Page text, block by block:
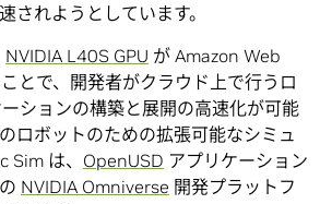
されようとしています。
NVIDIA L40S GPU が Amazon Web
とで、開発者がクラウド上で行うロ
ションの構築と展開の高速化が可能
ロボットのための拡張可能なシミュ
Sim は、 OpenUSD アプリケーション
NVIDIA Omniverse 開発プラットフ